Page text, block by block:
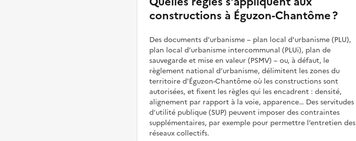
constructions à Éguzon-Chantôme ?
Des documents d’urbanisme – plan local d’urbanisme (PLU),
plan local d’urbanisme intercommunal (PLUi), plan de
sauvegarde et mise en valeur (PSMV) – ou, à défaut, le
règlement national d’urbanisme, délimitent les zones du
territoire d'Éguzon-Chantôme où les constructions sont
autorisées, et fixent les règles qui les encadrent : densité,
alignement par rapport à la voie, apparence… Des servitudes
d’utilité publique (SUP) peuvent imposer des contraintes
supplémentaires, par exemple pour permettre l’entretien des
réseaux collectifs.